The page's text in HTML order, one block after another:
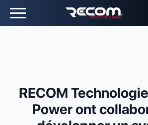
RECOM
Power ont